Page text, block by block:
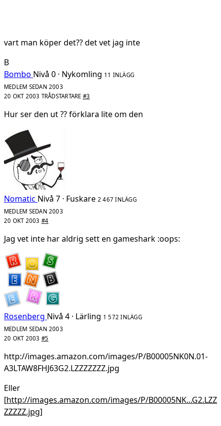
vart man köper det?? det vet jag inte
B
Bombo Nivå 0 · Nykomling 11 INLÄGG
MEDLEM SEDAN 2003
20 OKT 2003 TRÅDSTARTARE #3
Hur ser den ut ?? förklara lite om den
Nomatic Nivå 7 · Fuskare 2 467 INLÄGG
MEDLEM SEDAN 2003
20 OKT 2003 #4
Jag vet inte har aldrig sett en gameshark :oops:
Rosenberg Nivå 4 · Lärling 1 572 INLÄGG
MEDLEM SEDAN 2003
20 OKT 2003 #5
http://images.amazon.com/images/P/B00005NK0N.01-
A3LTAW8FHJ63G2.LZZZZZZZ.jpg
Eller
[http://images.amazon.com/images/P/B00005NK...G2.LZZ
ZZZZZ.jpg]